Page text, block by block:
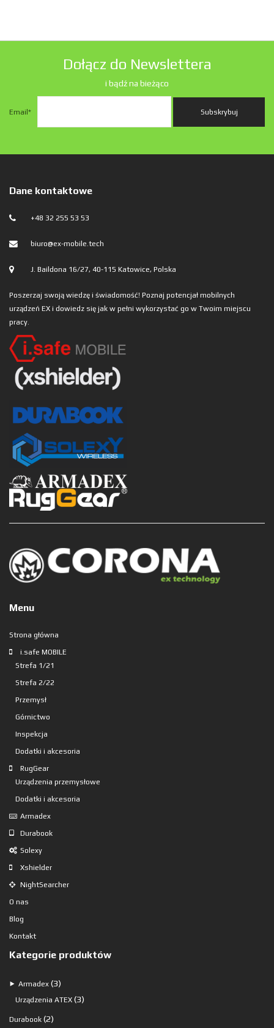
Dołącz do Newslettera
i bądź na bieżąco
Email *
Dane kontaktowe
+48 32 255 53 53
biuro@ex-mobile.tech
J. Baildona 16/27, 40-115 Katowice, Polska
Poszerzaj swoją wiedzę i świadomość! Poznaj potencjał mobilnych
urządzeń EX i dowiedz się jak w pełni wykorzystać go w Twoim miejscu
pracy.
Menu
Strona główna
i.safe MOBILE
Strefa 1/21
Strefa 2/22
Przemysł
Górnictwo
Inspekcja
Dodatki i akcesoria
RugGear
Urządzenia przemysłowe
Dodatki i akcesoria
Armadex
Durabook
Solexy
Xshielder
NightSearcher
O nas
Blog
Kontakt
Kategorie produktów
⯈ Armadex 33
produkty
Urządzenia ATEX 33
Durabook 22